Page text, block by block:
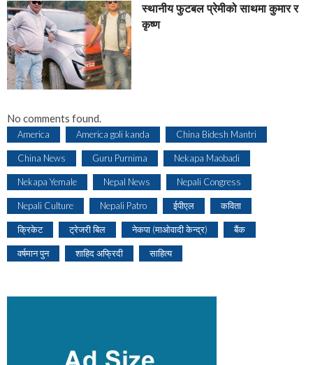
स्थानीय फुटबल प्रेमीको साथमा कुमार र
कृष्ण
No comments found.
America America goli kanda China Bidesh Mantri
China News Guru Purnima Nekapa Maobadi
Nekapa Yemale Nepal News Nepali Congress
Nepali Culture Nepali Patro ईपीएल कविता
क्रिकेट ट्रेजरी बिल नेकपा (माओवादी केन्द्र) बैंक
वर्षमान पुन शाहिद अफ्रिदी साहित्य